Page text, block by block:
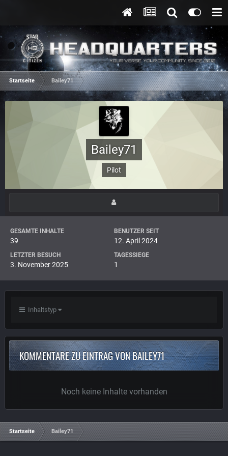
Startseite Bailey71
Bailey71
Pilot
GESAMTE INHALTE
39
BENUTZER SEIT
12. April 2024
LETZTER BESUCH
3. November 2025
TAGESSIEGE
1
Inhaltstyp
KOMMENTARE ZU EINTRAG VON BAILEY71
Noch keine Inhalte vorhanden
Startseite Bailey71